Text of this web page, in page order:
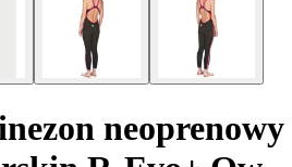
neoprenowy